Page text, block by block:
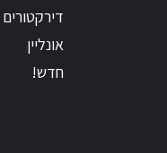
דירקטורים
אונליין
חדש!